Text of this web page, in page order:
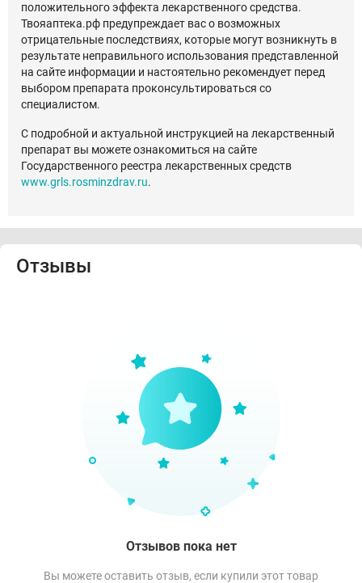
положительного эффекта лекарственного средства.
Твояаптека.рф предупреждает вас о возможных
отрицательные последствиях, которые могут возникнуть в
результате неправильного использования представленной
на сайте информации и настоятельно рекомендует перед
выбором препарата проконсультироваться со
специалистом.
С подробной и актуальной инструкцией на лекарственный
препарат вы можете ознакомиться на сайте
Государственного реестра лекарственных средств
www.grls.rosminzdrav.ru.
Отзывы
Отзывов пока нет
Вы можете оставить отзыв, если купили этот товар